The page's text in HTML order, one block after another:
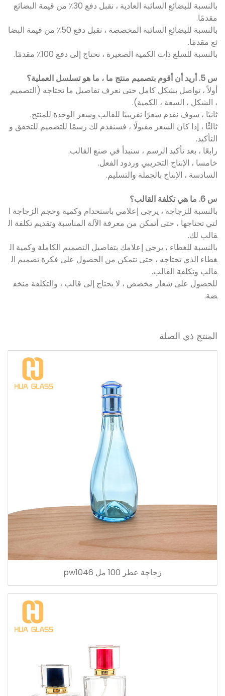
بالنسبة للبضائع السائبة العادية ، نقبل دفع 30٪ من قيمة البضائع
مقدمًا.
بالنسبة للبضائع السائبة المخصصة ، نقبل دفع 50٪ من قيمة البضا
ئع مقدمًا.
بالنسبة للسلع ذات الكمية الصغيرة ، نحتاج إلى دفع 100٪ مقدمًا.
س 5. أريد أن أقوم بتصميم منتج ما ، ما هو تسلسل العملية؟
أولاً ، تواصل بشكل كامل حتى نعرف تفاصيل ما تحتاجه (التصميم
، الشكل ، السعة ، الكمية).
ثانيًا ، سوف نقدم سعرًا تقريبيًا للقالب وسعر الوحدة للمنتج.
ثالثًا ، إذا كان السعر مقبولًا ، فسنقدم لك رسمًا للتصميم للتحقق و
التأكيد.
رابعًا ، بعد تأكيد الرسم ، سنبدأ في صنع القالب.
خامسا ، الإنتاج التجريبي وردود الفعل.
السادسة ، الإنتاج بالجملة والتسليم.
س 6. ما هي تكلفة القالب؟
بالنسبة للزجاجة ، يرجى إعلامي باستخدام وكمية وحجم الزجاجة ا
لتي تحتاجها ، حتى أتمكن من معرفة الآلة المناسبة وتقديم تكلفة ال
قالب لك.
بالنسبة للغطاء ، يرجى إعلامك بتفاصيل التصميم الكاملة وكمية ال
غطاء الذي تحتاجه ، حتى نتمكن من الحصول على فكرة تصميم ال
قالب وتكلفة القالب.
للحصول على شعار مخصص ، لا يحتاج إلى قالب ، والتكلفة منخف
ضة.
المنتج ذي الصلة
زجاجة عطر 100 مل pw1046